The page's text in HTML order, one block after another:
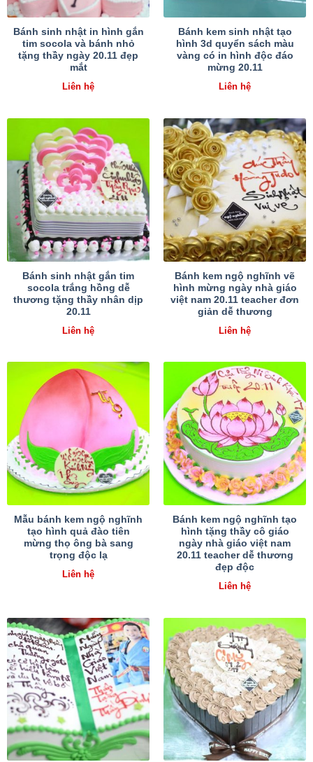
Bánh sinh nhật in hình gắn
tim socola và bánh nhỏ
tặng thầy ngày 20.11 đẹp
mắt
Liên hệ
Bánh kem sinh nhật tạo
hình 3d quyển sách màu
vàng có in hình độc đáo
mừng 20.11
Liên hệ
Bánh sinh nhật gắn tim
socola trắng hồng dễ
thương tặng thầy nhân dịp
20.11
Liên hệ
Bánh kem ngộ nghĩnh vẽ
hình mừng ngày nhà giáo
việt nam 20.11 teacher đơn
giản dễ thương
Liên hệ
Mẫu bánh kem ngộ nghĩnh
tạo hình quả đào tiên
mừng thọ ông bà sang
trọng độc lạ
Liên hệ
Bánh kem ngộ nghĩnh tạo
hình tặng thầy cô giáo
ngày nhà giáo việt nam
20.11 teacher dễ thương
đẹp độc
Liên hệ